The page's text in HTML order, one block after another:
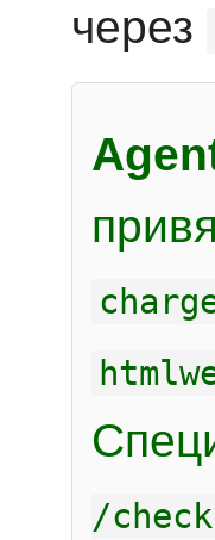
через
/